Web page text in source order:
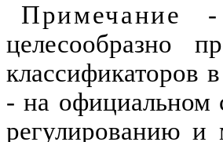
Примечание -
целесообразно
классификаторов
- на официальном
регулированию и